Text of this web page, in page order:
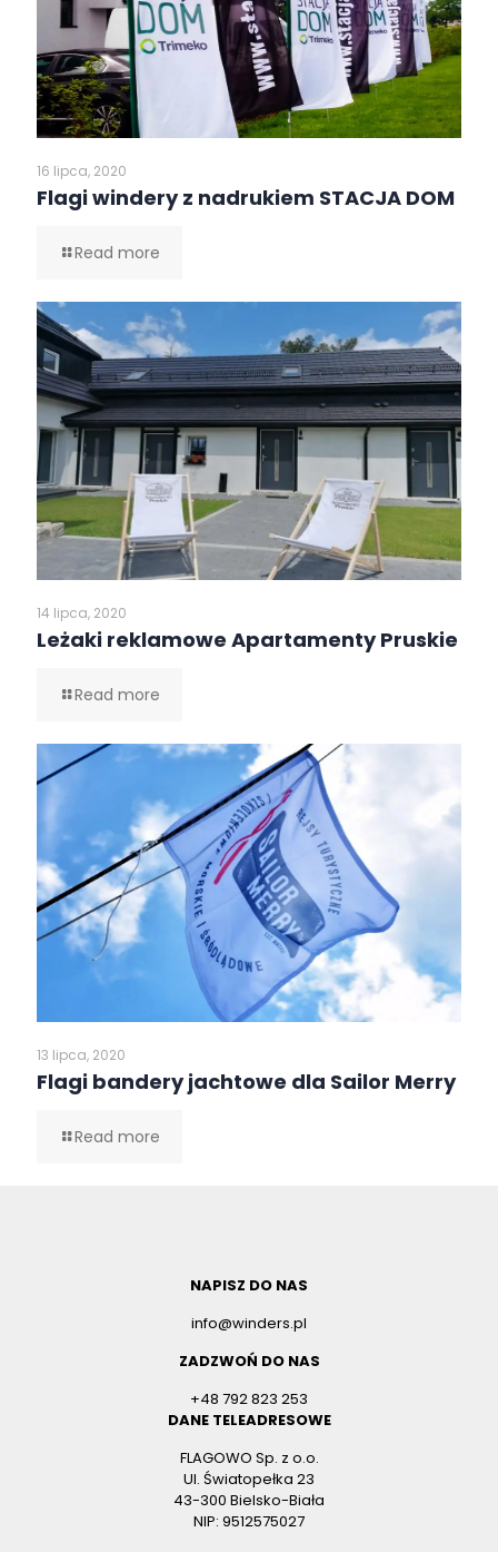
16 lipca, 2020
Flagi windery z nadrukiem STACJA DOM
Read more
14 lipca, 2020
Leżaki reklamowe Apartamenty Pruskie
Read more
13 lipca, 2020
Flagi bandery jachtowe dla Sailor Merry
Read more
NAPISZ DO NAS
info@winders.pl
ZADZWOŃ DO NAS
+48 792 823 253
DANE TELEADRESOWE
FLAGOWO Sp. z o.o.
Ul. Światopełka 23
43-300 Bielsko-Biała
NIP: 9512575027